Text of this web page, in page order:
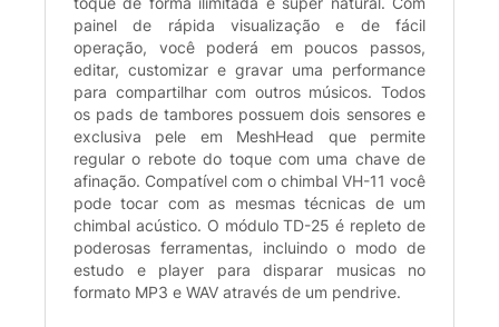
painel de rápida visualização e de fácil
operação, você poderá em poucos passos,
editar, customizar e gravar uma performance
para compartilhar com outros músicos. Todos
os pads de tambores possuem dois sensores e
exclusiva pele em MeshHead que permite
regular o rebote do toque com uma chave de
afinação. Compatível com o chimbal VH-11 você
pode tocar com as mesmas técnicas de um
chimbal acústico. O módulo TD-25 é repleto de
poderosas ferramentas, incluindo o modo de
estudo e player para disparar musicas no
formato MP3 e WAV através de um pendrive.